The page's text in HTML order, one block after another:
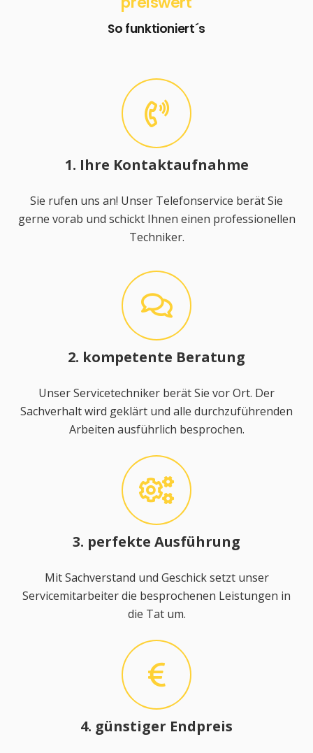
So funktioniert´s
1. Ihre Kontaktaufnahme
Sie rufen uns an! Unser Telefonservice berät Sie
gerne vorab und schickt Ihnen einen professionellen
Techniker.
2. kompetente Beratung
Unser Servicetechniker berät Sie vor Ort. Der
Sachverhalt wird geklärt und alle durchzuführenden
Arbeiten ausführlich besprochen.
3. perfekte Ausführung
Mit Sachverstand und Geschick setzt unser
Servicemitarbeiter die besprochenen Leistungen in
die Tat um.
4. günstiger Endpreis